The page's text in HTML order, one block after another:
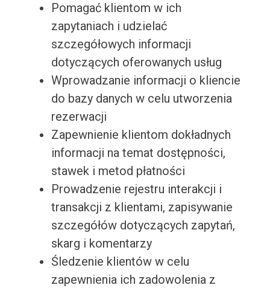
Pomagać klientom w ich
zapytaniach i udzielać
szczegółowych informacji
dotyczących oferowanych usług
Wprowadzanie informacji o kliencie
do bazy danych w celu utworzenia
rezerwacji
Zapewnienie klientom dokładnych
informacji na temat dostępności,
stawek i metod płatności
Prowadzenie rejestru interakcji i
transakcji z klientami, zapisywanie
szczegółów dotyczących zapytań,
skarg i komentarzy
Śledzenie klientów w celu
zapewnienia ich zadowolenia z